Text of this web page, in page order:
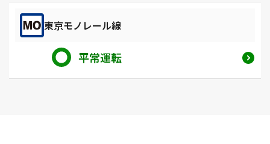
東京モノレール線
平常運転